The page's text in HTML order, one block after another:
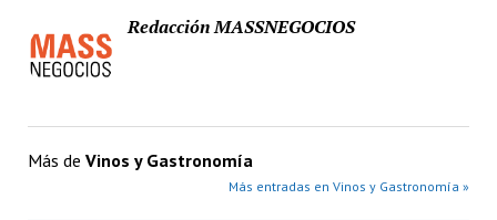
Redacción MASSNEGOCIOS
Más de Vinos y Gastronomía
Más entradas en Vinos y Gastronomía »